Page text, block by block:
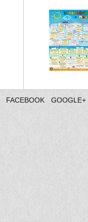
FACEBOOK GOOGLE+